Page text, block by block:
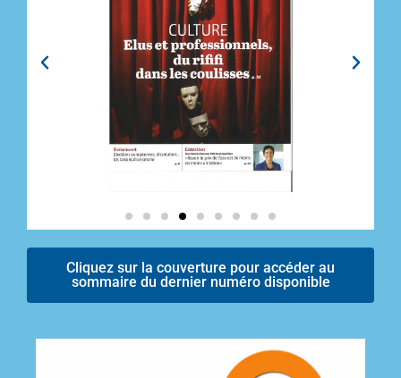
Cliquez sur la couverture pour accéder au
sommaire du dernier numéro disponible